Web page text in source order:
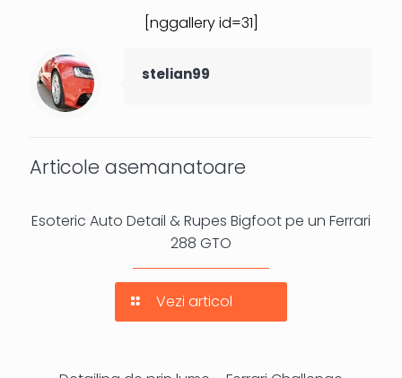
[nggallery id=31]
stelian99
Articole asemanatoare
Esoteric Auto Detail & Rupes Bigfoot pe un Ferrari
288 GTO
Vezi articol